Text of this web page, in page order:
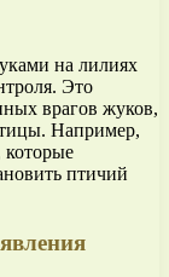
на лилиях
Это
врагов жуков,
Например,
которые
птичий